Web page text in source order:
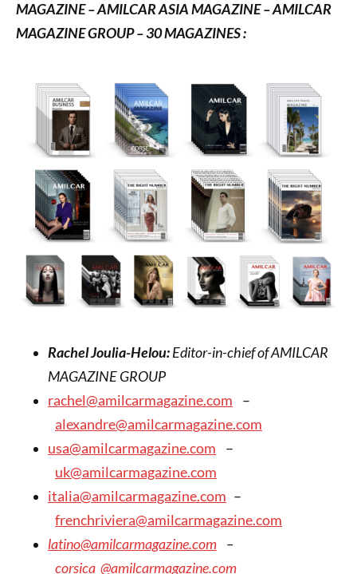
MAGAZINE – AMILCAR ASIA MAGAZINE – AMILCAR
MAGAZINE GROUP – 30 MAGAZINES :
Rachel Joulia-Helou:Editor-in-chief of AMILCAR
MAGAZINE GROUP
rachel@amilcarmagazine.com –
alexandre@amilcarmagazine.com
usa@amilcarmagazine.com –
uk@amilcarmagazine.com
italia@amilcarmagazine.com –
frenchriviera@amilcarmagazine.com
latino@amilcarmagazine.com –
corsica @amilcarmagazine.com